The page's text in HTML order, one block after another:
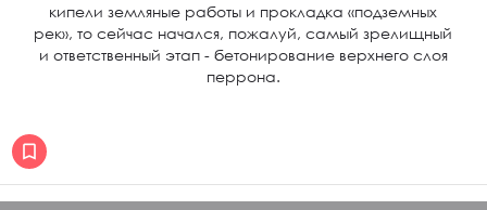
кипели земляные работы и прокладка «подземных
рек», то сейчас начался, пожалуй, самый зрелищный
и ответственный этап - бетонирование верхнего слоя
перрона.